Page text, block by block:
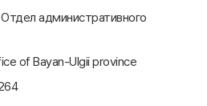
административного
of Bayan-Ulgii province